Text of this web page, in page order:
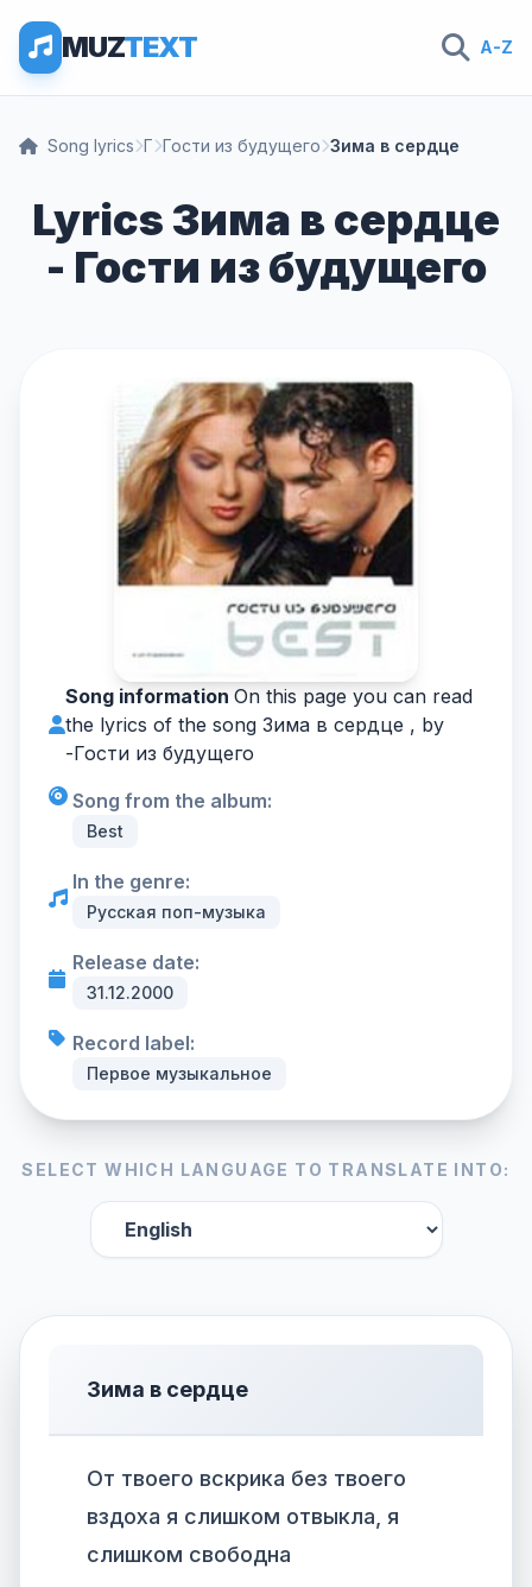
MUZTEXT A-Z
Song lyrics Г Гости из будущего Зима в сердце
Lyrics Зима в сердце
- Гости из будущего
Song information On this page you can read
the lyrics of the song Зима в сердце , by
-Гости из будущего
Song from the album:
Best
In the genre:
Русская поп-музыка
Release date:
31.12.2000
Record label:
Первое музыкальное
SELECT WHICH LANGUAGE TO TRANSLATE INTO:
Зима в сердце
От твоего вскрика без твоего
вздоха я слишком отвыкла, я
слишком свободна